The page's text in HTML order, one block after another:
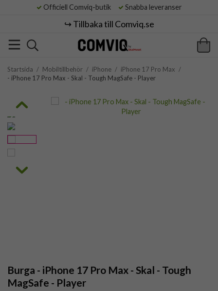
Officiell Comviq-butik Snabba leveranser
↪️ Tillbaka till Comviq.se
Startsida / Mobiltillbehör / iPhone / iPhone 17 Pro Max /
- iPhone 17 Pro Max - Skal - Tough MagSafe - Player
Burga - iPhone 17 Pro Max - Skal - Tough
MagSafe - Player